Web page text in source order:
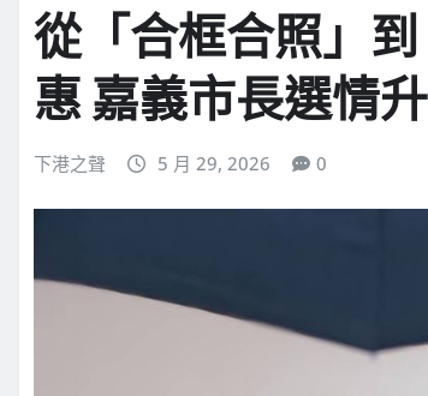
從「合框合照」
惠 嘉義市長選情
下港之聲 5 月 29, 2026 0